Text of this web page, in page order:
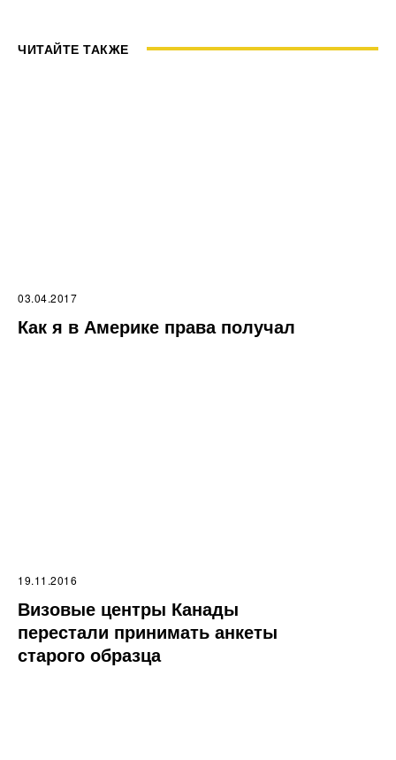
ЧИТАЙТЕ ТАКЖЕ
03.04.2017
Как я в Америке права получал
19.11.2016
Визовые центры Канады
перестали принимать анкеты
старого образца